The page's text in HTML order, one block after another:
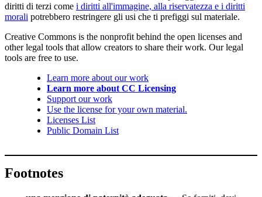
diritti di terzi come i diritti all'immagine, alla riservatezza e i diritti
morali potrebbero restringere gli usi che ti prefiggi sul materiale.
Creative Commons is the nonprofit behind the open licenses and
other legal tools that allow creators to share their work. Our legal
tools are free to use.
Learn more about our work
Learn more about CC Licensing
Support our work
Use the license for your own material.
Licenses List
Public Domain List
Footnotes